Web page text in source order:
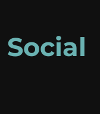
Social